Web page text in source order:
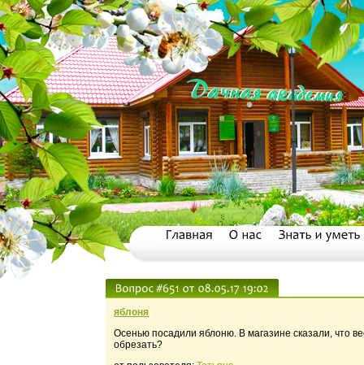
яблоня
Осенью посадили яблоню. В магазине сказали, что
обрезать?